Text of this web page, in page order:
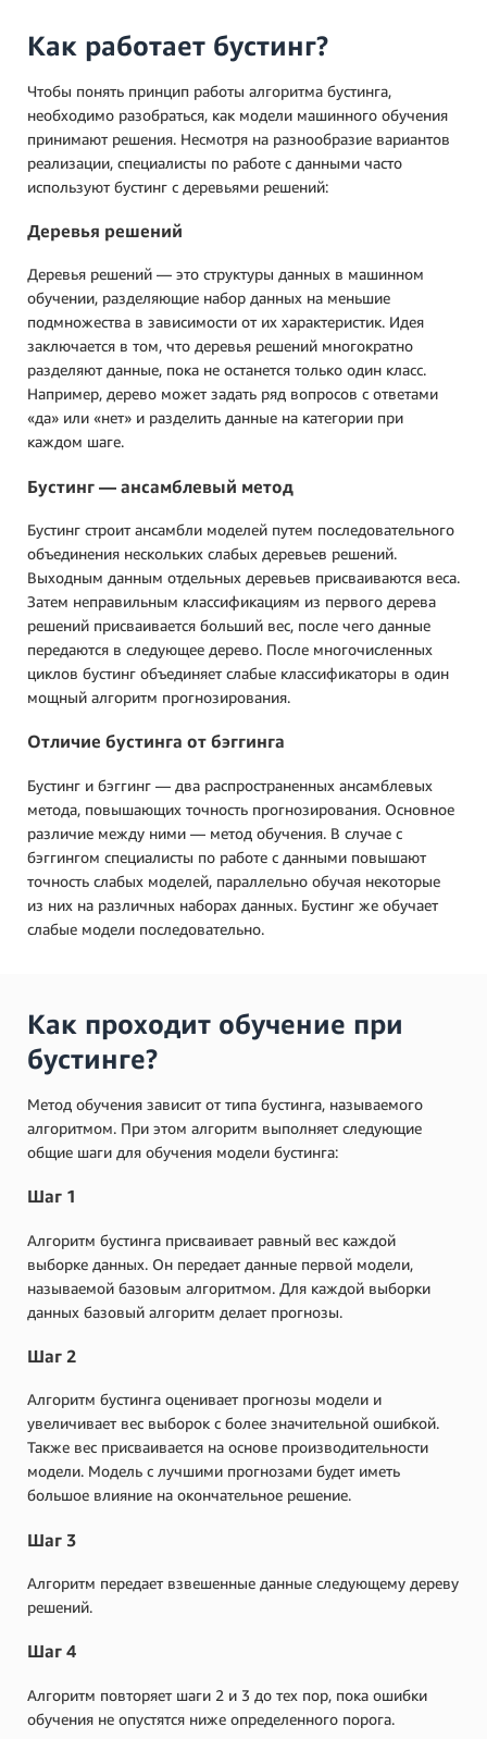
Как работает бустинг?
Чтобы понять принцип работы алгоритма бустинга,
необходимо разобраться, как модели машинного обучения
принимают решения. Несмотря на разнообразие вариантов
реализации, специалисты по работе с данными часто
используют бустинг с деревьями решений:
Деревья решений
Деревья решений — это структуры данных в машинном
обучении, разделяющие набор данных на меньшие
подмножества в зависимости от их характеристик. Идея
заключается в том, что деревья решений многократно
разделяют данные, пока не останется только один класс.
Например, дерево может задать ряд вопросов с ответами
«да» или «нет» и разделить данные на категории при
каждом шаге.
Бустинг — ансамблевый метод
Бустинг строит ансамбли моделей путем последовательного
объединения нескольких слабых деревьев решений.
Выходным данным отдельных деревьев присваиваются веса.
Затем неправильным классификациям из первого дерева
решений присваивается больший вес, после чего данные
передаются в следующее дерево. После многочисленных
циклов бустинг объединяет слабые классификаторы в один
мощный алгоритм прогнозирования.
Отличие бустинга от бэггинга
Бустинг и бэггинг — два распространенных ансамблевых
метода, повышающих точность прогнозирования. Основное
различие между ними — метод обучения. В случае с
бэггингом специалисты по работе с данными повышают
точность слабых моделей, параллельно обучая некоторые
из них на различных наборах данных. Бустинг же обучает
слабые модели последовательно.
Как проходит обучение при
бустинге?
Метод обучения зависит от типа бустинга, называемого
алгоритмом. При этом алгоритм выполняет следующие
общие шаги для обучения модели бустинга:
Шаг 1
Алгоритм бустинга присваивает равный вес каждой
выборке данных. Он передает данные первой модели,
называемой базовым алгоритмом. Для каждой выборки
данных базовый алгоритм делает прогнозы.
Шаг 2
Алгоритм бустинга оценивает прогнозы модели и
увеличивает вес выборок с более значительной ошибкой.
Также вес присваивается на основе производительности
модели. Модель с лучшими прогнозами будет иметь
большое влияние на окончательное решение.
Шаг 3
Алгоритм передает взвешенные данные следующему дереву
решений.
Шаг 4
Алгоритм повторяет шаги 2 и 3 до тех пор, пока ошибки
обучения не опустятся ниже определенного порога.